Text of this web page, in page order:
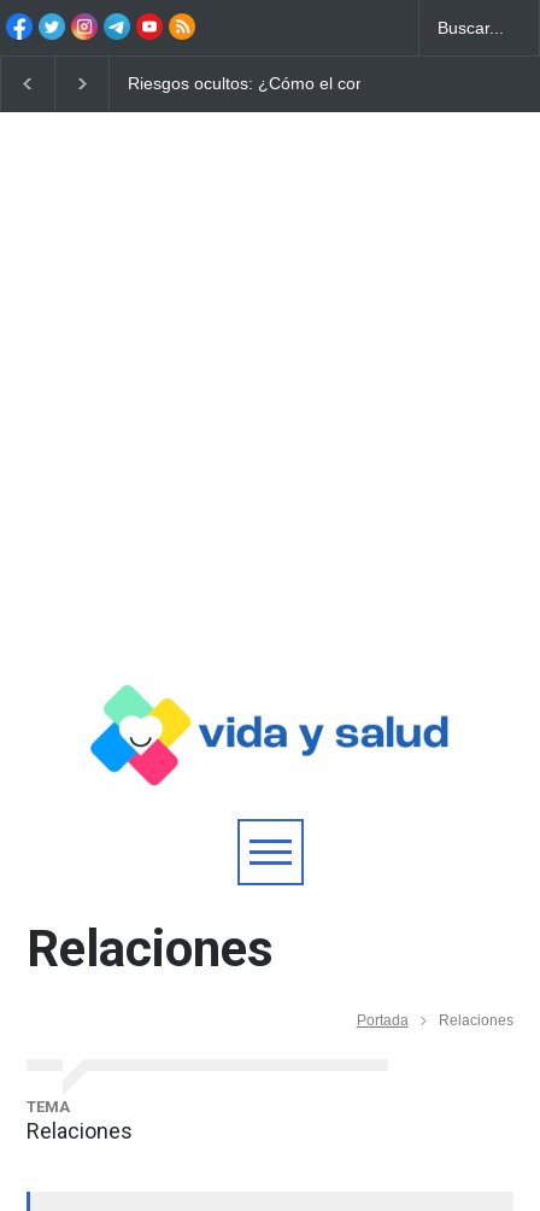
Ayuno Digital: La Estrategia Esencial para Mejorar tu
Relaciones
Portada Relaciones
TEMA
Relaciones